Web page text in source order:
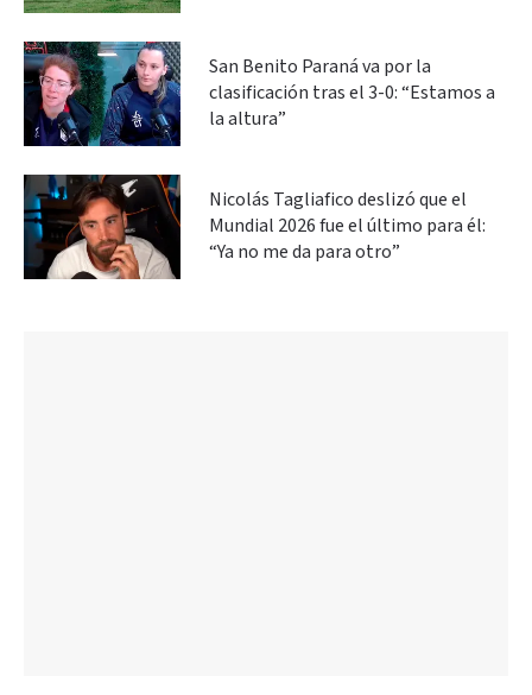
San Benito Paraná va por la
clasificación tras el 3-0: “Estamos a
la altura”
Nicolás Tagliafico deslizó que el
Mundial 2026 fue el último para él:
“Ya no me da para otro”